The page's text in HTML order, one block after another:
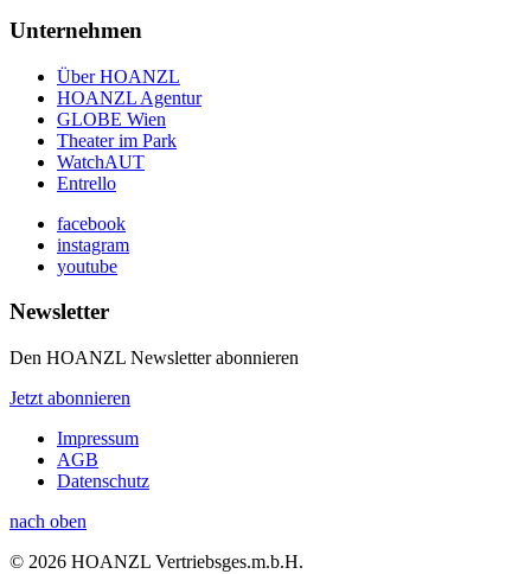
Unternehmen
Über HOANZL
HOANZL Agentur
GLOBE Wien
Theater im Park
WatchAUT
Entrello
facebook
instagram
youtube
Newsletter
Den HOANZL Newsletter abonnieren
Jetzt abonnieren
Impressum
AGB
Datenschutz
nach oben
© 2026 HOANZL Vertriebsges.m.b.H.